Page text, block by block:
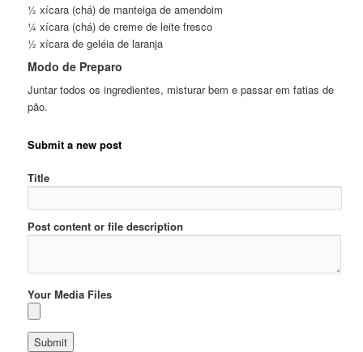
½ xícara (chá) de manteiga de amendoim
¼ xícara (chá) de creme de leite fresco
½ xícara de geléia de laranja
Modo de Preparo
Juntar todos os ingredientes, misturar bem e passar em fatias de
pão.
Submit a new post
Title
Post content or file description
Your Media Files